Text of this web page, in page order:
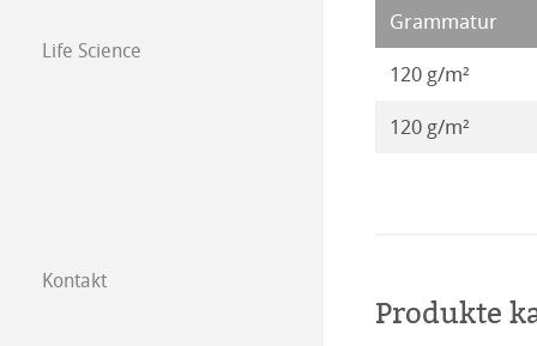
Life Science
Kontakt
Grammatur
120 g/m²
120 g/m²
Produkte